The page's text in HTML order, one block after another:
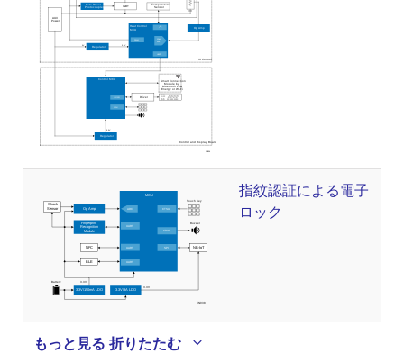
指紋認証による電子
ロック
もっと見る 折りたたむ